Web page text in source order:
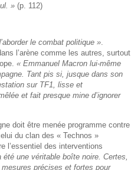
» (p. 112)
le combat politique ».
l’arène comme les autres, surtout
« Emmanuel Macron lui-même
Tant pis si, jusque dans son
sur TF1, lisse et
et fait presque mine d’ignorer
doit être menée programme contre
du clan des « Technos »
l’essentiel des interventions
été une véritable boîte noire. Certes,
précises et fortes pour